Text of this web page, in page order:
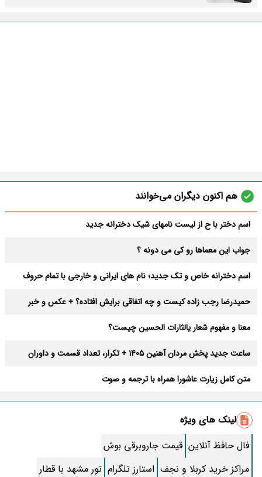
هم اکنون دیگران می‌خوانند
اسم دختر با ح از لیست نامهای شیک دخترانه جدید
جواب این معماها رو کی می دونه ؟
اسم دخترانه خاص و تک جدید؛ نام های ایرانی و خارجی با تمام حروف
حمیدرضا رجب‌ زاده کیست و چه اتفاقی برایش افتاده؟ + عکس و خبر
معنا و مفهوم شعار یالثارات الحسین چیست؟
ساعت جدید پخش مردان آهنین 1405 + تکرار، تعداد قسمت و داوران
متن کامل زیارت عاشورا همراه با ترجمه و صوت
شوک بزرگ در تبریز؛ چرا تراکتور جواد نکونام را انتخاب کرد؟
کیک براونی با این رسپی عالی میشه
صلوات حضرت فاطمه زهرا(س) برای حاجت + صوتی
لینک های ویژه
فال حافظ آنلاین قیمت جاروبرقی بوش
مراکز خرید کربلا و نجف استارز تلگرام تور مشهد با قطار